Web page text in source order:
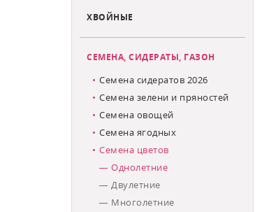
ХВОЙНЫЕ
СЕМЕНА, СИДЕРАТЫ, ГАЗОН
Семена сидератов 2026
Семена зелени и пряностей
Семена овощей
Семена ягодных
Семена цветов
Однолетние
Двулетние
Многолетние